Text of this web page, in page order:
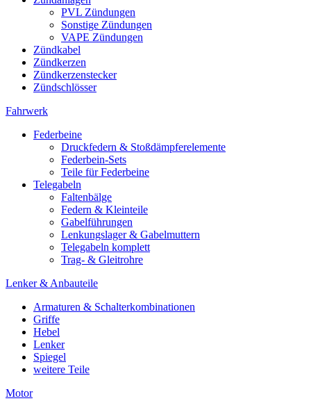
PVL Zündungen
Sonstige Zündungen
VAPE Zündungen
Zündkabel
Zündkerzen
Zündkerzenstecker
Zündschlösser
Fahrwerk
Federbeine
Druckfedern & Stoßdämpferelemente
Federbein-Sets
Teile für Federbeine
Telegabeln
Faltenbälge
Federn & Kleinteile
Gabelführungen
Lenkungslager & Gabelmuttern
Telegabeln komplett
Trag- & Gleitrohre
Lenker & Anbauteile
Armaturen & Schalterkombinationen
Griffe
Hebel
Lenker
Spiegel
weitere Teile
Motor